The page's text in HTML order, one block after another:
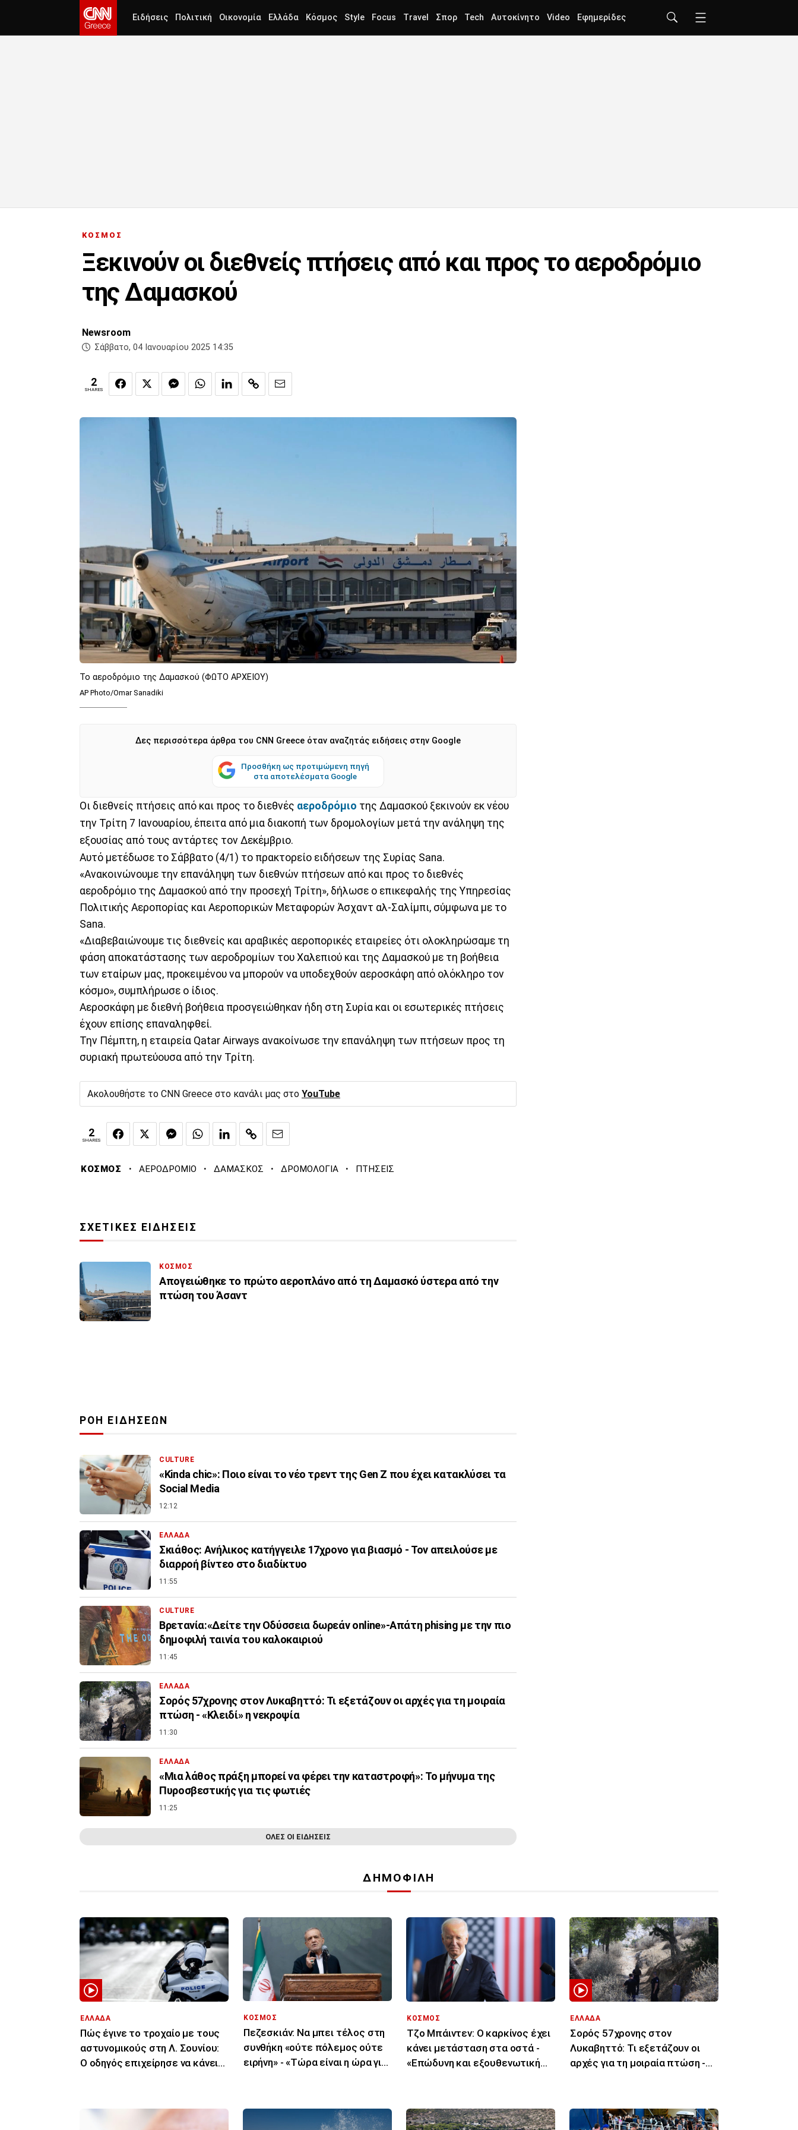
Ειδήσεις Πολιτική Οικονομία Ελλάδα Κόσμος Style Focus Travel Σπορ Tech Αυτοκίνητο Video Εφημερίδες
ΚΟΣΜΟΣ
Ξεκινούν οι διεθνείς πτήσεις από και προς το αεροδρόμιο
της Δαμασκού
Newsroom
Σάββατο, 04 Ιανουαρίου 2025 14:35
2
SHARES
Το αεροδρόμιο της Δαμασκού (ΦΩΤΟ ΑΡΧΕΙΟΥ)
AP Photo/Omar Sanadiki
Δες περισσότερα άρθρα του CNN Greece όταν αναζητάς ειδήσεις στην Google
Προσθήκη ως προτιμώμενη πηγή
στα αποτελέσματα Google
Οι διεθνείς πτήσεις από και προς το διεθνές αεροδρόμιο της Δαμασκού ξεκινούν εκ νέου
την Τρίτη 7 Ιανουαρίου, έπειτα από μια διακοπή των δρομολογίων μετά την ανάληψη της
εξουσίας από τους αντάρτες τον Δεκέμβριο.
Αυτό μετέδωσε το Σάββατο (4/1) το πρακτορείο ειδήσεων της Συρίας Sana.
«Ανακοινώνουμε την επανάληψη των διεθνών πτήσεων από και προς το διεθνές
αεροδρόμιο της Δαμασκού από την προσεχή Τρίτη», δήλωσε ο επικεφαλής της Υπηρεσίας
Πολιτικής Αεροπορίας και Αεροπορικών Μεταφορών Άσχαντ αλ-Σαλίμπι, σύμφωνα με το
Sana.
«Διαβεβαιώνουμε τις διεθνείς και αραβικές αεροπορικές εταιρείες ότι ολοκληρώσαμε τη
φάση αποκατάστασης των αεροδρομίων του Χαλεπιού και της Δαμασκού με τη βοήθεια
των εταίρων μας, προκειμένου να μπορούν να υποδεχθούν αεροσκάφη από ολόκληρο τον
κόσμο», συμπλήρωσε ο ίδιος.
Αεροσκάφη με διεθνή βοήθεια προσγειώθηκαν ήδη στη Συρία και οι εσωτερικές πτήσεις
έχουν επίσης επαναληφθεί.
Την Πέμπτη, η εταιρεία Qatar Airways ανακοίνωσε την επανάληψη των πτήσεων προς τη
συριακή πρωτεύουσα από την Τρίτη.
Ακολουθήστε το CNN Greece στο κανάλι μας στο YouTube
2
SHARES
ΚΟΣΜΟΣ · ΑΕΡΟΔΡΟΜΙΟ · ΔΑΜΑΣΚΟΣ · ΔΡΟΜΟΛΟΓΙΑ · ΠΤΗΣΕΙΣ
ΣΧΕΤΙΚΕΣ ΕΙΔΗΣΕΙΣ
ΚΟΣΜΟΣ
Απογειώθηκε το πρώτο αεροπλάνο από τη Δαμασκό ύστερα από την
πτώση του Άσαντ
ΡΟΗ ΕΙΔΗΣΕΩΝ
CULTURE
«Kinda chic»: Ποιο είναι το νέο τρεντ της Gen Z που έχει κατακλύσει τα
Social Media
12:12
ΕΛΛΑΔΑ
Σκιάθος: Ανήλικος κατήγγειλε 17χρονο για βιασμό - Τον απειλούσε με
διαρροή βίντεο στο διαδίκτυο
11:55
CULTURE
Βρετανία:«Δείτε την Οδύσσεια δωρεάν online»-Απάτη phising με την πιο
δημοφιλή ταινία του καλοκαιριού
11:45
ΕΛΛΑΔΑ
Σορός 57χρονης στον Λυκαβηττό: Τι εξετάζουν οι αρχές για τη μοιραία
πτώση - «Κλειδί» η νεκροψία
11:30
ΕΛΛΑΔΑ
«Μια λάθος πράξη μπορεί να φέρει την καταστροφή»: Το μήνυμα της
Πυροσβεστικής για τις φωτιές
11:25
ΟΛΕΣ ΟΙ ΕΙΔΗΣΕΙΣ
ΔΗΜΟΦΙΛΗ
ΕΛΛΑΔΑ
Πώς έγινε το τροχαίο με τους
αστυνομικούς στη Λ. Σουνίου:
Ο οδηγός επιχείρησε να κάνει
ΚΟΣΜΟΣ
Πεζεσκιάν: Να μπει τέλος στη
συνθήκη «ούτε πόλεμος ούτε
ειρήνη» - «Τώρα είναι η ώρα για
ΚΟΣΜΟΣ
Τζο Μπάιντεν: Ο καρκίνος έχει
κάνει μετάσταση στα οστά -
«Επώδυνη και εξουθενωτική
ΕΛΛΑΔΑ
Σορός 57χρονης στον
Λυκαβηττό: Τι εξετάζουν οι
αρχές για τη μοιραία πτώση -